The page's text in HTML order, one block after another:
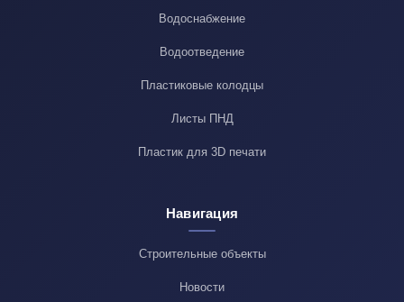
Водоснабжение
Водоотведение
Пластиковые колодцы
Листы ПНД
Пластик для 3D печати
Навигация
Строительные объекты
Новости